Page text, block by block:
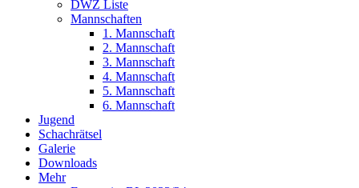
DWZ Liste
Mannschaften
1. Mannschaft
2. Mannschaft
3. Mannschaft
4. Mannschaft
5. Mannschaft
6. Mannschaft
Jugend
Schachrätsel
Galerie
Downloads
Mehr